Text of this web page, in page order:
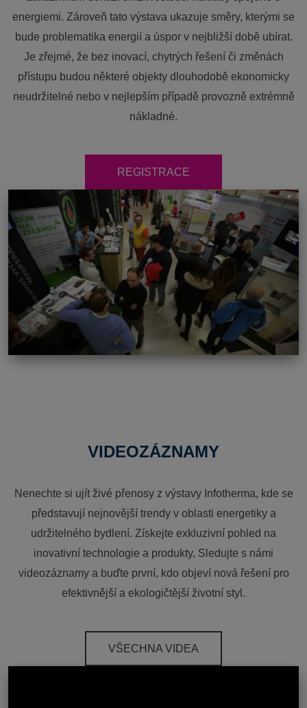
energiemi. Zároveň tato výstava ukazuje směry, kterými se
bude problematika energií a úspor v nejbližší době ubírat.
Je zřejmé, že bez inovací, chytrých řešení či změnách
přístupu budou některé objekty dlouhodobě ekonomicky
neudržitelné nebo v nejlepším případě provozně extrémně
nákladné.
REGISTRACE
VIDEOZÁZNAMY
Nenechte si ujít živé přenosy z výstavy Infotherma, kde se
představují nejnovější trendy v oblasti energetiky a
udržitelného bydlení. Získejte exkluzivní pohled na
inovativní technologie a produkty, Sledujte s námi
videozáznamy a buďte první, kdo objeví nová řešení pro
efektivnější a ekologičtější životní styl.
VŠECHNA VIDEA